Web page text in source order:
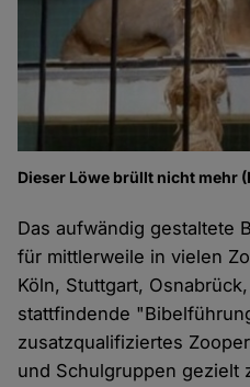
Dieser Löwe brüllt nicht mehr
Das aufwändig gestaltete
für mittlerweile in vielen
Köln, Stuttgart,
stattfindende
zusatzqualifiziertes
und Schulgruppen gezielt